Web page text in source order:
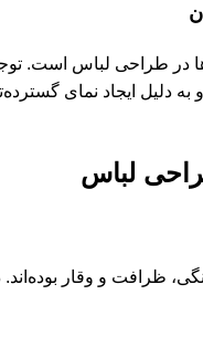
در طراحی لباس است.
دلیل ایجاد نمای
لباس
ظرافت و وقار